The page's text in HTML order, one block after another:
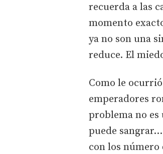
recuerda a las
momento
ya no son una
reduce. El
Como le
emperadores
problema no
puede
con los número